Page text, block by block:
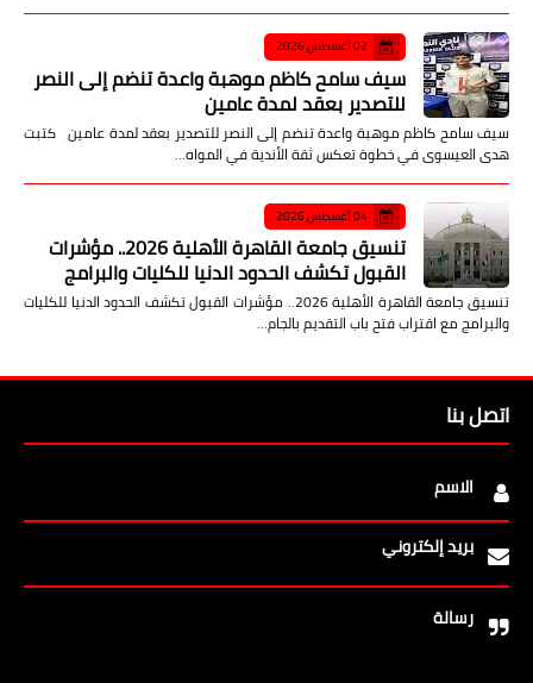
02 أغسطس 2026
سيف سامح كاظم موهبة واعدة تنضم إلى النصر
للتصدير بعقد لمدة عامين
سيف سامح كاظم موهبة واعدة تنضم إلى النصر للتصدير بعقد لمدة عامين كتبت
هدى العيسوى في خطوة تعكس ثقة الأندية في المواه…
04 أغسطس 2026
تنسيق جامعة القاهرة الأهلية 2026.. مؤشرات
القبول تكشف الحدود الدنيا للكليات والبرامج
تنسيق جامعة القاهرة الأهلية 2026.. مؤشرات القبول تكشف الحدود الدنيا للكليات
والبرامج مع اقتراب فتح باب التقديم بالجام…
اتصل بنا
الاسم
بريد إلكتروني
رسالة